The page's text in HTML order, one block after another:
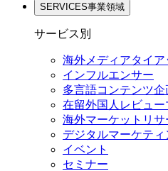
SERVICES事業領域
サービス別
海外メディアタイア
インフルエンサー
多言語コンテンツ
在留外国⼈レビュ
海外マーケットリサ
デジタルマーケティ
イベント
セミナー